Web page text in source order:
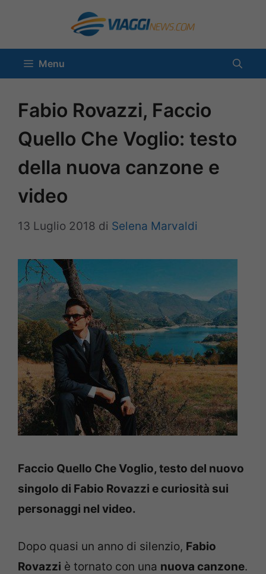
contenuto
Menu
Fabio Rovazzi, Faccio
Quello Che Voglio: testo
della nuova canzone e
video
13 Luglio 2018 di Selena Marvaldi
Faccio Quello Che Voglio, testo del nuovo
singolo di Fabio Rovazzi e curiosità sui
personaggi nel video.
Dopo quasi un anno di silenzio, Fabio
Rovazzi è tornato con una nuova canzone.